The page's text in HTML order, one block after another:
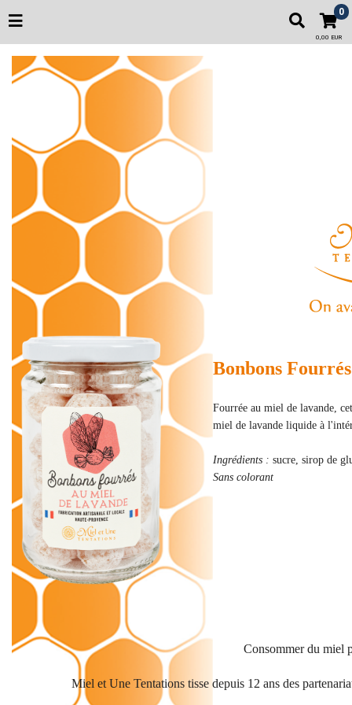
0
0,00 EUR
Bonbons
Fourrée au miel de lavande,
miel de lavande liquide à
Ingrédients : sucre, sirop de
Sans colorant
Consommer du miel
Miel et Une Tentations tisse depuis 12 ans des